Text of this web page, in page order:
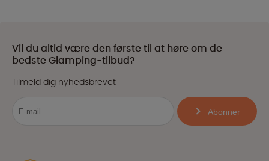
Vil du altid være den første til at høre om de
bedste Glamping-tilbud?
Tilmeld dig nyhedsbrevet
Abonner